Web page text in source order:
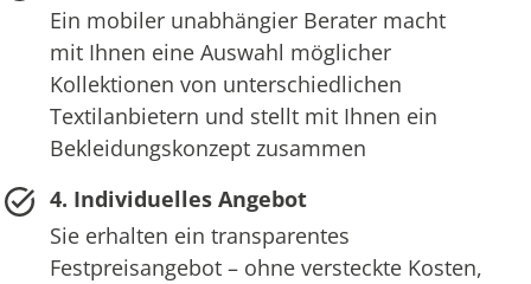
Ein mobiler unabhängier Berater macht
mit Ihnen eine Auswahl möglicher
Kollektionen von unterschiedlichen
Textilanbietern und stellt mit Ihnen ein
Bekleidungskonzept zusammen
4. Individuelles Angebot
Sie erhalten ein transparentes
Festpreisangebot – ohne versteckte Kosten,